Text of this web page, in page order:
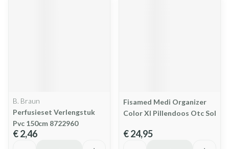
B. Braun
Perfusieset Verlengstuk
Pvc 150cm 8722960
€ 2,46
Fisamed Medi Organizer
Color Xl Pillendoos Otc Sol
€ 24,95